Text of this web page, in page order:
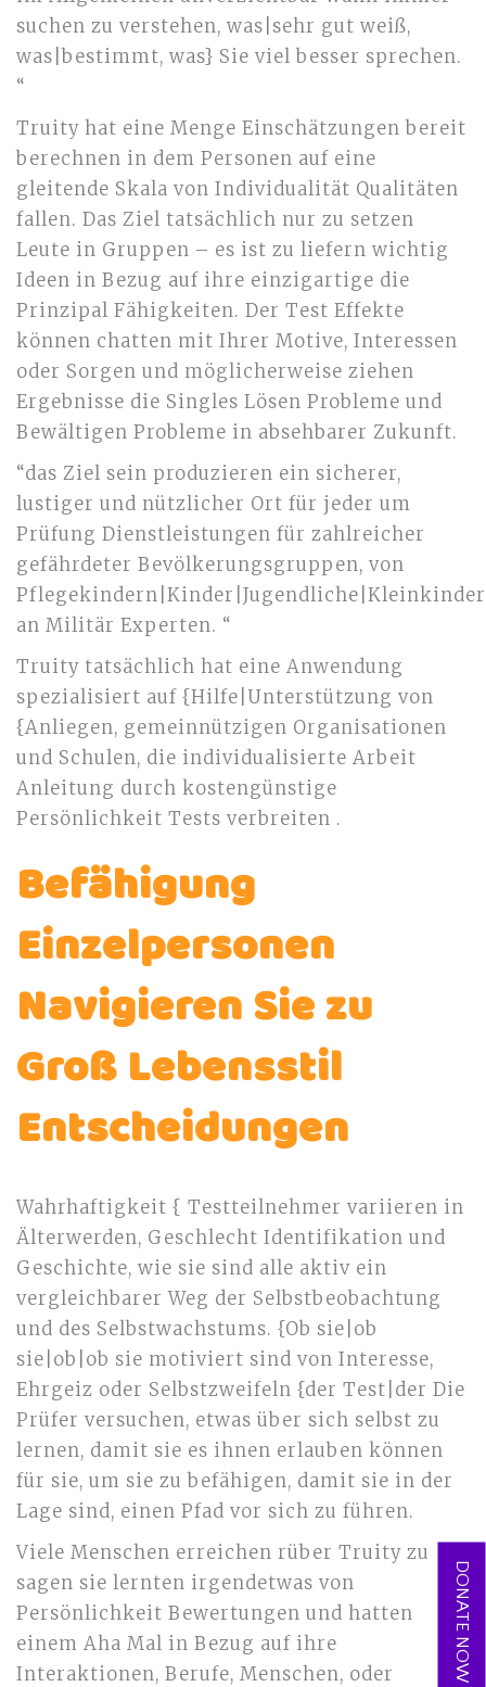
suchen zu verstehen, was|sehr gut weiß,
was|bestimmt, was} Sie viel besser sprechen.
“
Truity hat eine Menge Einschätzungen bereit
berechnen in dem Personen auf eine
gleitende Skala von Individualität Qualitäten
fallen. Das Ziel tatsächlich nur zu setzen
Leute in Gruppen – es ist zu liefern wichtig
Ideen in Bezug auf ihre einzigartige die
Prinzipal Fähigkeiten. Der Test Effekte
können chatten mit Ihrer Motive, Interessen
oder Sorgen und möglicherweise ziehen
Ergebnisse die Singles Lösen Probleme und
Bewältigen Probleme in absehbarer Zukunft.
“das Ziel sein produzieren ein sicherer,
lustiger und nützlicher Ort für jeder um
Prüfung Dienstleistungen für zahlreicher
gefährdeter Bevölkerungsgruppen, von
an Militär Experten. “
Truity tatsächlich hat eine Anwendung
spezialisiert auf {Hilfe|Unterstützung von
{Anliegen, gemeinnützigen Organisationen
und Schulen, die individualisierte Arbeit
Anleitung durch kostengünstige
Persönlichkeit Tests verbreiten .
Befähigung
Einzelpersonen
Navigieren Sie zu
Groß Lebensstil
Entscheidungen
Wahrhaftigkeit { Testteilnehmer variieren in
Älterwerden, Geschlecht Identifikation und
Geschichte, wie sie sind alle aktiv ein
vergleichbarer Weg der Selbstbeobachtung
und des Selbstwachstums. {Ob sie|ob
sie|ob|ob sie motiviert sind von Interesse,
Ehrgeiz oder Selbstzweifeln {der Test|der Die
Prüfer versuchen, etwas über sich selbst zu
lernen, damit sie es ihnen erlauben können
für sie, um sie zu befähigen, damit sie in der
Lage sind, einen Pfad vor sich zu führen.
Viele Menschen erreichen rüber Truity zu
sagen sie lernten irgendetwas von
Persönlichkeit Bewertungen und hatten
einem Aha Mal in Bezug auf ihre
Interaktionen, Berufe, Menschen, oder
DONATE NOW